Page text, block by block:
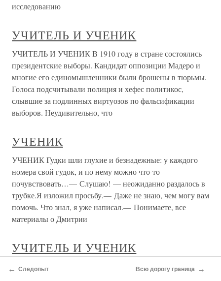
исследованию
УЧИТЕЛЬ И УЧЕНИК
УЧИТЕЛЬ И УЧЕНИК В 1910 году в стране состоялись
президентские выборы. Кандидат оппозиции Мадеро и
многие его единомышленники были брошены в тюрьмы.
Голоса подсчитывали полиция и хефес политикос,
слывшие за подлинных виртуозов по фальсификации
выборов. Неудивительно, что
УЧЕНИК
УЧЕНИК Гудки шли глухие и безнадежные: у каждого
номера свой гудок, и по нему можно что-то
почувствовать…— Слушаю! — неожиданно раздалось в
трубке.Я изложил просьбу.— Даже не знаю, чем могу вам
помочь. Что знал, я уже написал.— Понимаете, все
материалы о Дмитрии
УЧИТЕЛЬ И УЧЕНИК
УЧИТЕЛЬ И УЧЕНИК Так на тридцать восьмом году
← Следопыт Всю дорогу граница →